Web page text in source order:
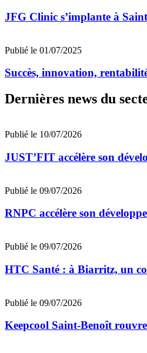
JFG Clinic s’implante à
Publié le 01/07/2025
Succès, innovation,
Dernières news du
Publié le 10/07/2026
JUST’FIT accélère son
Publié le 09/07/2026
RNPC accélère son
Publié le 09/07/2026
HTC Santé : à Biarritz, un
Publié le 09/07/2026
Keepcool Saint-Benoît